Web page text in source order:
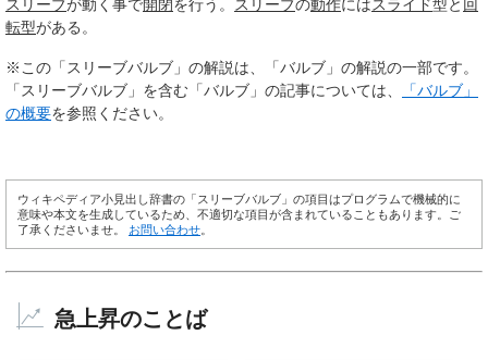
スリーブが動く事で開閉を行う。 スリーブの動作にはスライド型と 回
転型がある。
※この「スリーブバルブ」の解説は、「バルブ」の解説の一部です。
「スリーブバルブ」を含む「バルブ」の記事については、
「バルブ」
の概要を参照ください。
ウィキペディア小見出し辞書の「スリーブバルブ」の項目はプログラムで機械的に
意味や本文を生成しているため、不適切な項目が含まれていることもあります。ご
了承くださいませ。 お問い合わせ
急上昇のことば